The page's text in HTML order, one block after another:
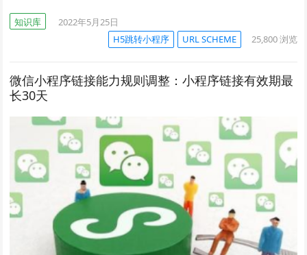
知识库
2022年5月25日
H5跳转小程序
URL SCHEME 25,800浏览
微信小程序链接能力规则调整：小程序链接有效期最
长30天